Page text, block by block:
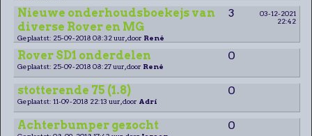
Nieuwe onderhoudsboekejs van
diverse Rover en MG
3
03-12-2021
22:42
Geplaatst: 25-09-2018 08:32 uur, door René
Rover SD1 onderdelen 0
Geplaatst: 25-09-2018 08:27 uur, door René
stotterende 75 (1.8) 0
Geplaatst: 11-09-2018 22:13 uur, door Adri
Achterbumper gezocht 0